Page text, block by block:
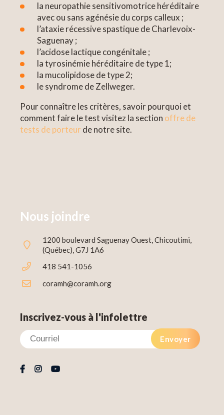
la neuropathie sensitivomotrice héréditaire
avec ou sans agénésie du corps calleux ;
l’ataxie récessive spastique de Charlevoix-
Saguenay ;
l’acidose lactique congénitale ;
la tyrosinémie héréditaire de type 1;
la mucolipidose de type 2;
le syndrome de Zellweger.
Pour connaître les critères, savoir pourquoi et
comment faire le test visitez la section offre de
tests de porteur de notre site.
Nous joindre
1200 boulevard Saguenay Ouest, Chicoutimi,
(Québec), G7J 1A6
418 541-1056
coramh@coramh.org
Inscrivez-vous à l'infolettre